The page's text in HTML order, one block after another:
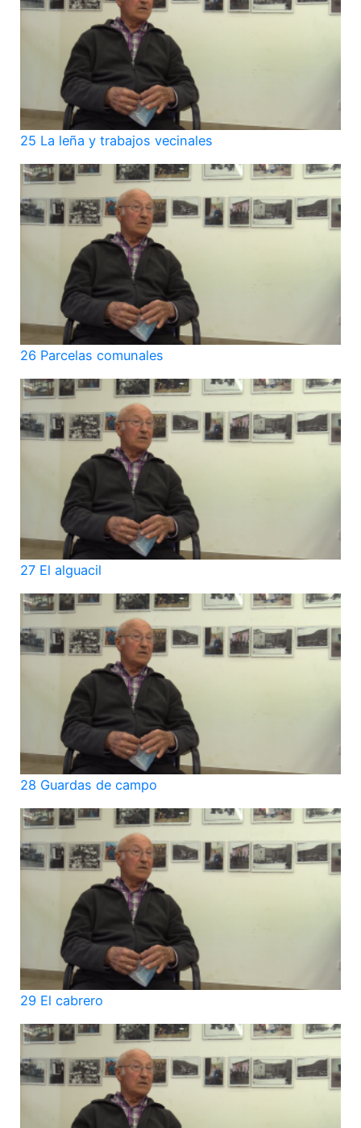
25 La leña y trabajos vecinales
26 Parcelas comunales
27 El alguacil
28 Guardas de campo
29 El cabrero